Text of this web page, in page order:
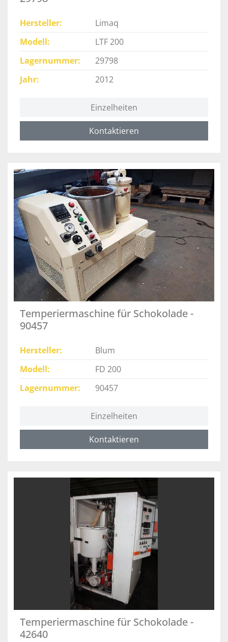
Hersteller
Limaq
Modell
LTF 200
Lagernummer
29798
Jahr
2012
Einzelheiten
Kontaktieren
Temperiermaschine für Schokolade -
90457
Hersteller
Blum
Modell
FD 200
Lagernummer
90457
Einzelheiten
Kontaktieren
Temperiermaschine für Schokolade -
42640